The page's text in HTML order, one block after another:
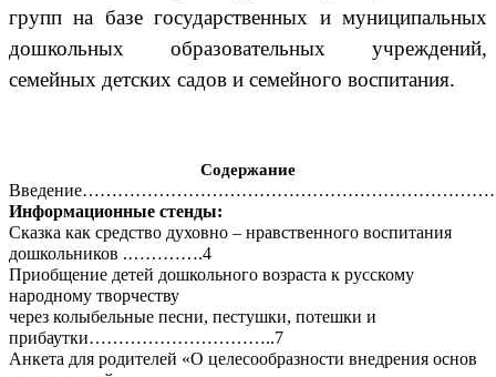
групп на базе государственных и муниципальных
дошкольных образовательных учреждений,
семейных детских садов и семейного воспитания.
Содержание
Информационные стенды:
Сказка как средство духовно – нравственного воспитания
дошкольников .………….4
Приобщение детей дошкольного возраста к русскому
народному творчеству
через колыбельные песни, пестушки, потешки и
прибаутки…………………………..7
Анкета для родителей «О целесообразности внедрения основ